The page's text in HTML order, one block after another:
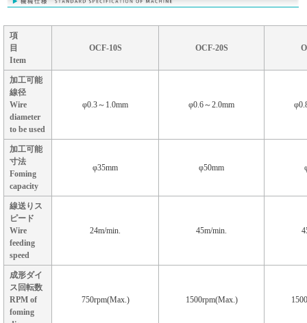
項
目
Item
OCF-10S OCF-20S
加工可能
線径
Wire
diameter
to be used
φ0.3～1.0mm φ0.6～2.0mm
加工可能
寸法
Foming
capacity
φ35mm φ50mm
線送りス
ピード
Wire
feeding
speed
24m/min. 45m/min.
成形ダイ
ス回転数
RPM of
foming
750rpm(Max.) 1500rpm(Max.)